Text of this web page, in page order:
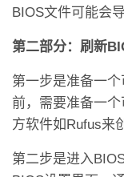
BIOS文件可能会
第二部分：刷新
第一步是准备一
前，需要准备一
方软件如Rufus来
第二步是进入